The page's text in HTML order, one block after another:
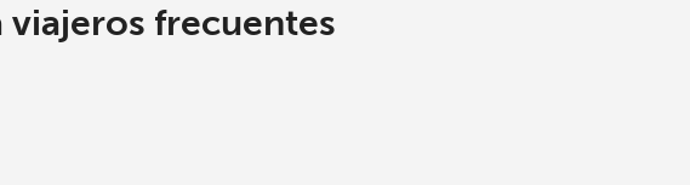
viajeros frecuentes